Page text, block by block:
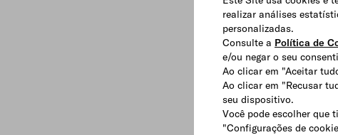
realizar análises
personalizadas.
Consulte a Política de
e/ou negar o seu
Ao clicar em "Aceitar
Ao clicar em "Recusar
seu dispositivo.
Você pode escolher que
"Configurações de